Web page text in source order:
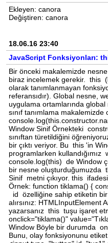
Ekleyen: canora
Değiştiren: canora
18.06.16 23:40
JavaScript Fonksiyonları:
Bir önceki makalemizde
biraz incelemek gerekir. this
olarak tanımlanmayan
referansıdır). Global nesne,
uygulama ortamlarında
sınıf tanımlama
Window Sinif Örnekteki
sınıftan türetildiğini
bir çıktı veriyor. Bu this 'in
programlarken
console.log(this) de Window
bir nesne oluşturduğumuzda
Sinif metni çıkıyor. this
Örnek: function tiklama() {
id özelliğine sahip etiketin bir
alırsınız:
yazarsanız this tuşu işaret
onclick="tiklama()"
Window Böyle bir durumda
Bunu, olay fonksiyonunu